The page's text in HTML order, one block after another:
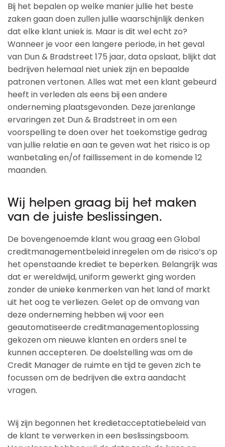
Bij het bepalen op welke manier jullie het beste
zaken gaan doen zullen jullie waarschijnlijk denken
dat elke klant uniek is. Maar is dit wel echt zo?
Wanneer je voor een langere periode, in het geval
van Dun & Bradstreet 175 jaar, data opslaat, blijkt dat
bedrijven helemaal niet uniek zijn en bepaalde
patronen vertonen. Alles wat met een klant gebeurd
heeft in verleden als eens bij een andere
onderneming plaatsgevonden. Deze jarenlange
ervaringen zet Dun & Bradstreet in om een
voorspelling te doen over het toekomstige gedrag
van jullie relatie en aan te geven wat het risico is op
wanbetaling en/of faillissement in de komende 12
maanden.
Wij helpen graag bij het maken
van de juiste beslissingen.
De bovengenoemde klant wou graag een Global
creditmanagementbeleid inregelen om de risico’s op
het openstaande krediet te beperken. Belangrijk was
dat er wereldwijd, uniform gewerkt ging worden
zonder de unieke kenmerken van het land of markt
uit het oog te verliezen. Gelet op de omvang van
deze onderneming hebben wij voor een
geautomatiseerde creditmanagementoplossing
gekozen om nieuwe klanten en orders snel te
kunnen accepteren. De doelstelling was om de
Credit Manager de ruimte en tijd te geven zich te
focussen om de bedrijven die extra aandacht
vragen.
Wij zijn begonnen het kredietacceptatiebeleid van
de klant te verwerken in een beslissingsboom.